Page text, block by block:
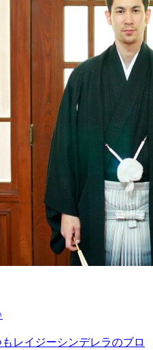
レイジーシンデレラのブロ